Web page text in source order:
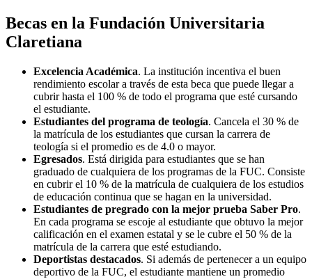
Becas en la Fundación Universitaria
Claretiana
Excelencia Académica. La institución incentiva el buen
rendimiento escolar a través de esta beca que puede llegar a
cubrir hasta el 100 % de todo el programa que esté cursando
el estudiante.
Estudiantes del programa de teología. Cancela el 30 % de
la matrícula de los estudiantes que cursan la carrera de
teología si el promedio es de 4.0 o mayor.
Egresados. Está dirigida para estudiantes que se han
graduado de cualquiera de los programas de la FUC. Consiste
en cubrir el 10 % de la matrícula de cualquiera de los estudios
de educación continua que se hagan en la universidad.
Estudiantes de pregrado con la mejor prueba Saber Pro.
En cada programa se escoje al estudiante que obtuvo la mejor
calificación en el examen estatal y se le cubre el 50 % de la
matrícula de la carrera que esté estudiando.
Deportistas destacados. Si además de pertenecer a un equipo
deportivo de la FUC, el estudiante mantiene un promedio